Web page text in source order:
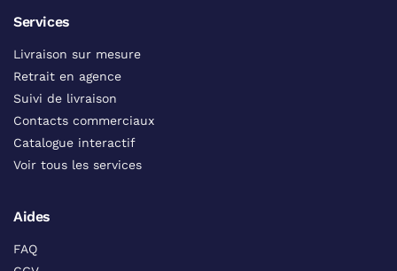
Services
Livraison sur mesure
Retrait en agence
Suivi de livraison
Contacts commerciaux
Catalogue interactif
Voir tous les services
Aides
FAQ